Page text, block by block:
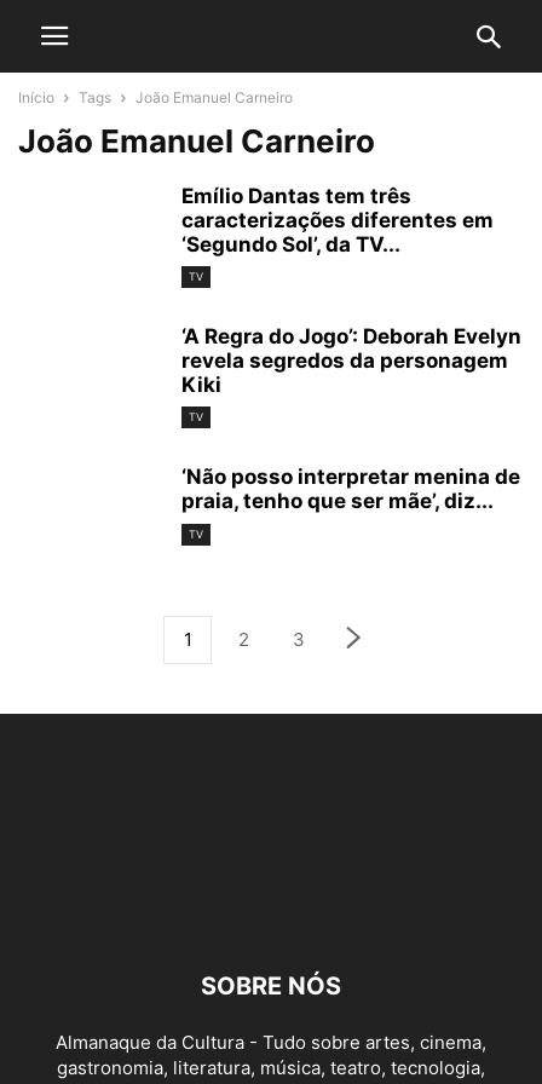
Início Tags João Emanuel Carneiro
João Emanuel Carneiro
Emílio Dantas tem três
caracterizações diferentes em
‘Segundo Sol’, da TV...
TV
‘A Regra do Jogo’: Deborah Evelyn
revela segredos da personagem
Kiki
TV
‘Não posso interpretar menina de
praia, tenho que ser mãe’, diz...
TV
1 2 3
SOBRE NÓS
Almanaque da Cultura - Tudo sobre artes, cinema,
gastronomia, literatura, música, teatro, tecnologia,